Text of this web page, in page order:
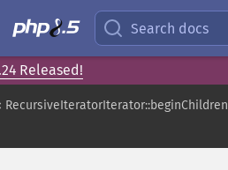
Search docs
Released!
RecursiveIteratorIterator::beginChildren